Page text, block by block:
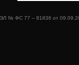
№ ФС 77 – 81836 от